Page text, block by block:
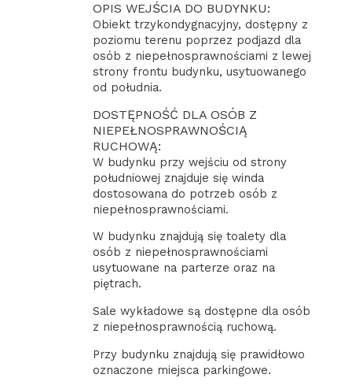
OPIS WEJŚCIA DO BUDYNKU:
Obiekt trzykondygnacyjny, dostępny z
poziomu terenu poprzez podjazd dla
osób z niepełnosprawnościami z lewej
strony frontu budynku, usytuowanego
od południa.
DOSTĘPNOŚĆ DLA OSÓB Z
NIEPEŁNOSPRAWNOŚCIĄ
RUCHOWĄ:
W budynku przy wejściu od strony
południowej znajduje się winda
dostosowana do potrzeb osób z
niepełnosprawnościami.
W budynku znajdują się toalety dla
osób z niepełnosprawnościami
usytuowane na parterze oraz na
piętrach.
Sale wykładowe są dostępne dla osób
z niepełnosprawnością ruchową.
Przy budynku znajdują się prawidłowo
oznaczone miejsca parkingowe.